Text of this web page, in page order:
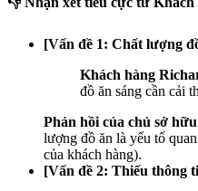
[Vấn đề 1: Chất lượng
Khách hàng
đồ ăn sáng cần cải
Phản hồi của chủ sở
lượng đồ ăn là yếu tố
của khách hàng).
[Vấn đề 2: Thiếu thông